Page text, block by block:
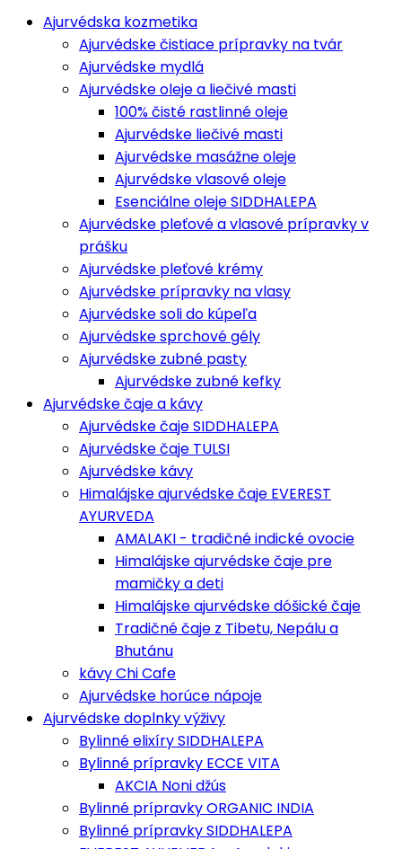
Ajurvédska kozmetika
Ajurvédske čistiace prípravky na tvár
Ajurvédske mydlá
Ajurvédske oleje a liečivé masti
100% čisté rastlinné oleje
Ajurvédske liečivé masti
Ajurvédske masážne oleje
Ajurvédske vlasové oleje
Esenciálne oleje SIDDHALEPA
Ajurvédske pleťové a vlasové prípravky v
prášku
Ajurvédske pleťové krémy
Ajurvédske prípravky na vlasy
Ajurvédske soli do kúpeľa
Ajurvédske sprchové gély
Ajurvédske zubné pasty
Ajurvédske zubné kefky
Ajurvédske čaje a kávy
Ajurvédske čaje SIDDHALEPA
Ajurvédske čaje TULSI
Ajurvédske kávy
Himalájske ajurvédske čaje EVEREST
AYURVEDA
AMALAKI - tradičné indické ovocie
Himalájske ajurvédske čaje pre
mamičky a deti
Himalájske ajurvédske dóšické čaje
Tradičné čaje z Tibetu, Nepálu a
Bhutánu
kávy Chi Cafe
Ajurvédske horúce nápoje
Ajurvédske doplnky výživy
Bylinné elixíry SIDDHALEPA
Bylinné prípravky ECCE VITA
AKCIA Noni džús
Bylinné prípravky ORGANIC INDIA
Bylinné prípravky SIDDHALEPA